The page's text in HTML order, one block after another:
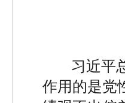
习近平
作用的是党